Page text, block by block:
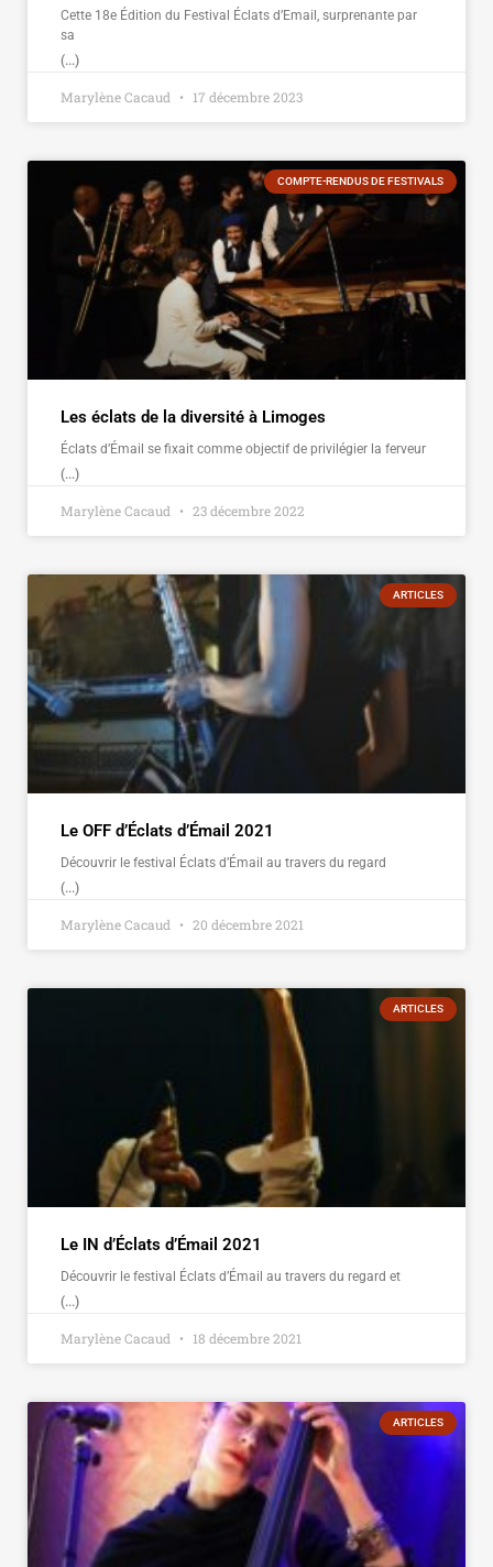
Cette 18e Édition du Festival Éclats d’Email, surprenante par
sa
(...)
Marylène Cacaud 17 décembre 2023
COMPTE-RENDUS DE FESTIVALS
Les éclats de la diversité à Limoges
Éclats d’Émail se fixait comme objectif de privilégier la ferveur
(...)
Marylène Cacaud 23 décembre 2022
ARTICLES
Le OFF d’Éclats d’Émail 2021
Découvrir le festival Éclats d’Émail au travers du regard
(...)
Marylène Cacaud 20 décembre 2021
ARTICLES
Le IN d’Éclats d’Émail 2021
Découvrir le festival Éclats d’Émail au travers du regard et
(...)
Marylène Cacaud 18 décembre 2021
ARTICLES